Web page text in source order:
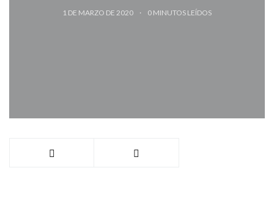
1 DE MARZO DE 2020 0 MINUTOS LEÍDOS